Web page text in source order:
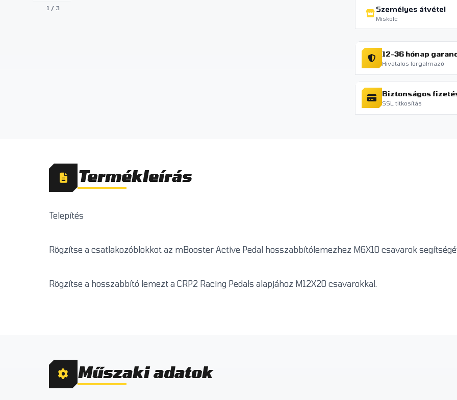
1 / 3 Személyes átvétel
Miskolc
12-36 hónap
Hivatalos forgalmazó
Biztonságos
SSL titkosítás
Termékleírás
Telepítés
Rögzítse a csatlakozóblokkot az mBooster Active Pedal hosszabbítólemezhez M6X10 csavarok
Rögzítse a hosszabbító lemezt a CRP2 Racing Pedals alapjához M12X20 csavarokkal.
Műszaki adatok